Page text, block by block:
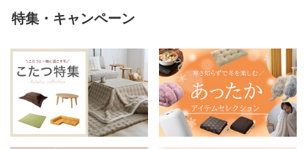
特集・キャンペーン